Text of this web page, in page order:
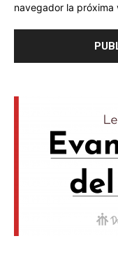
navegador la próxima